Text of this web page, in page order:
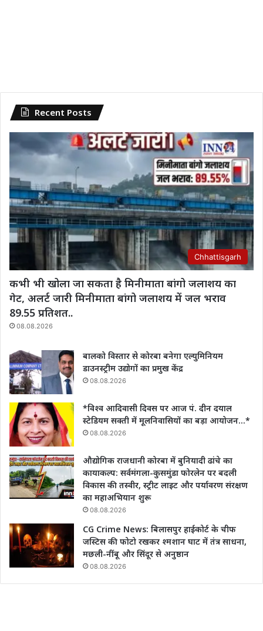
Recent Posts
Chhattisgarh
कभी भी खोला जा सकता है मिनीमाता बांगो जलाशय का
गेट, अलर्ट जारी मिनीमाता बांगो जलाशय में जल भराव
89.55 प्रतिशत..
08.08.2026
बालको विस्तार से कोरबा बनेगा एल्युमिनियम
डाउनस्ट्रीम उद्योगों का प्रमुख केंद्र
08.08.2026
*विश्व आदिवासी दिवस पर आज पं. दीन दयाल
स्टेडियम सक्ती में मूलनिवासियों का बड़ा आयोजन…*
08.08.2026
औद्योगिक राजधानी कोरबा में बुनियादी ढांचे का
कायाकल्प: सर्वमंगला-कुसमुंडा फोरलेन पर बदली
विकास की तस्वीर, स्ट्रीट लाइट और पर्यावरण संरक्षण
का महाअभियान शुरू
08.08.2026
CG Crime News: बिलासपुर हाईकोर्ट के चीफ
जस्टिस की फोटो रखकर श्मशान घाट में तंत्र साधना,
मछली-नींबू और सिंदूर से अनुष्ठान
08.08.2026